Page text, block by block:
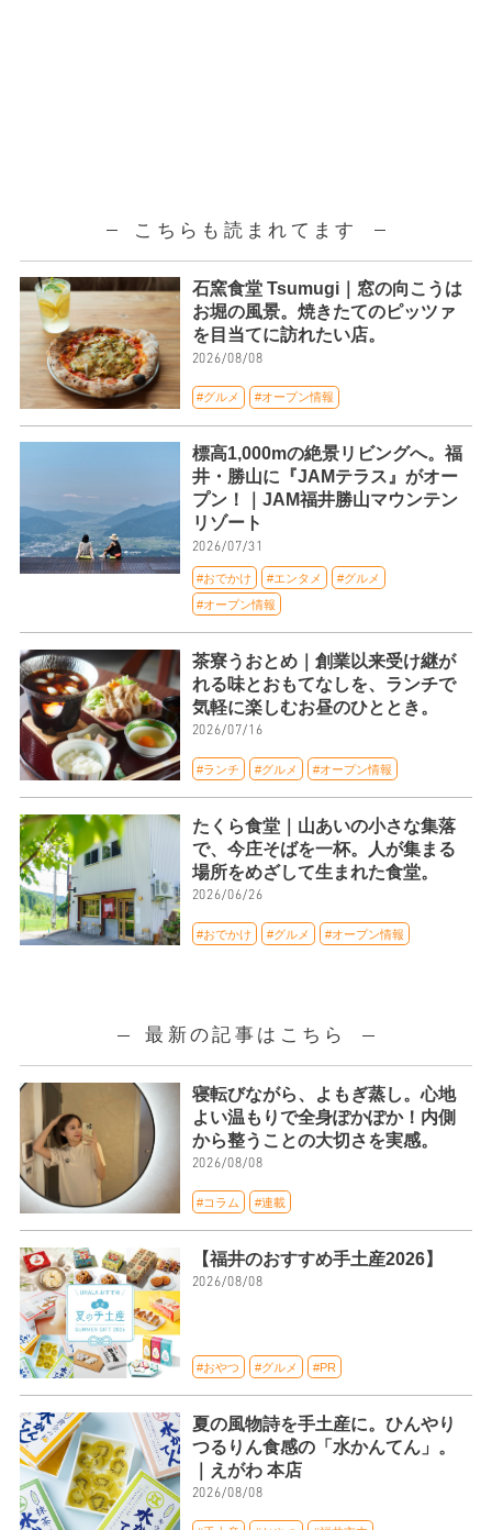
こちらも読まれてます
石窯食堂 Tsumugi｜窓の向こうは
お堀の風景。焼きたてのピッツァ
を目当てに訪れたい店。
2026/08/08
#グルメ #オープン情報
標高1,000mの絶景リビングへ。福
井・勝山に『JAMテラス』がオー
プン！｜JAM福井勝山マウンテン
リゾート
2026/07/31
#おでかけ #エンタメ #グルメ
#オープン情報
茶寮うおとめ｜創業以来受け継が
れる味とおもてなしを、ランチで
気軽に楽しむお昼のひととき。
2026/07/16
#ランチ #グルメ #オープン情報
たくら食堂｜山あいの小さな集落
で、今庄そばを一杯。人が集まる
場所をめざして生まれた食堂。
2026/06/26
#おでかけ #グルメ #オープン情報
最新の記事はこちら
寝転びながら、よもぎ蒸し。心地
よい温もりで全身ぽかぽか！内側
から整うことの大切さを実感。
2026/08/08
#コラム #連載
【福井のおすすめ手土産2026】
2026/08/08
#おやつ #グルメ #PR
夏の風物詩を手土産に。ひんやり
つるりん食感の「水かんてん」。
｜えがわ 本店
2026/08/08